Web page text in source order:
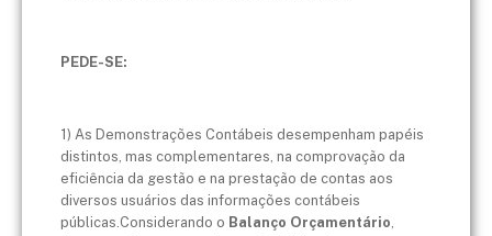
PEDE-SE:
1) As Demonstrações Contábeis desempenham papéis
distintos, mas complementares, na comprovação da
eficiência da gestão e na prestação de contas aos
diversos usuários das informações contábeis
públicas.Considerando o Balanço Orçamentário